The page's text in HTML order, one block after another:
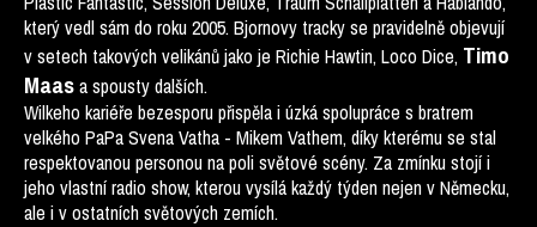
který vedl sám do roku 2005. Bjornovy tracky se pravidelně objevují
v setech takových velikánů jako je Richie Hawtin, Loco Dice, Timo
Maasa spousty dalších.
Wilkeho kariéře bezesporu přispěla i úzká spolupráce s bratrem
velkého PaPa Svena Vatha - Mikem Vathem, díky kterému se stal
respektovanou personou na poli světové scény. Za zmínku stojí i
jeho vlastní radio show, kterou vysílá každý týden nejen v Německu,
ale i v ostatních světových zemích.